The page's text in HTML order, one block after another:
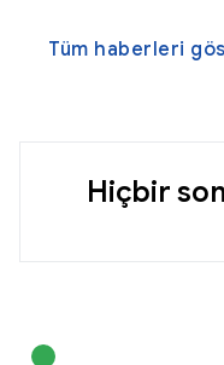
Tüm haberleri
Hiçbir